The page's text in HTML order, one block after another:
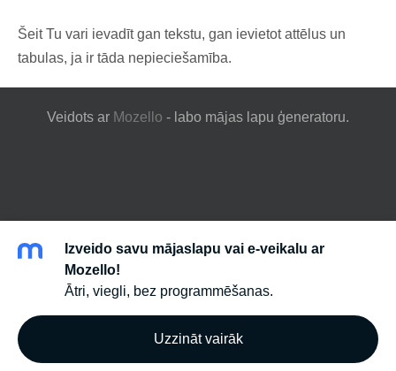
Šeit Tu vari ievadīt gan tekstu, gan ievietot attēlus un
tabulas, ja ir tāda nepieciešamība.
Veidots ar Mozello - labo mājas lapu ģeneratoru.
Izveido savu mājaslapu vai e-veikalu ar
Mozello!
Ātri, viegli, bez programmēšanas.
Uzzināt vairāk